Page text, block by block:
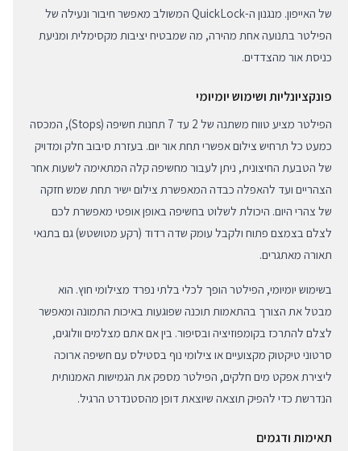
של האייפון. מנגנון ה-QuickLock המשולב מאפשר חיבור ונעילה של
הפילטר בתנועה אחת מהירה, מה שמבטיח יציבות מקסימלית ומניעת
כניסת אור מהצדדים.
פונקציונליות ושימוש יומיומי
הפילטר מציע טווח משתנה של 2 עד 7 תחנות חשיפה (Stops), המכסה
כמעט כל תרחיש צילום אפשרי תחת אור יום. בעזרת סיבוב חלק ומדויק
של הטבעת החיצונית, ניתן לעבור מחשיפה קלה המתאימה לשעות אחר
הצהריים ועד להאפלה כבדה המאפשרת צילום ישיר תחת שמש חזקה
של צהרי היום. היכולת לשלוט בחשיפה באופן אופטי מאפשרת לכם
לצלם בצמצם פתוח ולקבל עומק שדה רדוד (רקע מטושטש) גם בתנאי
תאורה מאתגרים.
בשימוש יומיומי, הפילטר הופך לכלי בלתי נפרד מצילומי חוץ. הוא
מבטל את הצורך בהתאמות תוכנה שפוגעות באיכות התמונה ומאפשר
לצלם להתרכז בקומפוזיציה ובסיפור. בין אם אתם מצלמים וולוגים,
סרטוני טיקטוק מקצועיים או צילומי נוף בסטילס עם חשיפה ארוכה
ליצירת אפקט מים חלקים, הפילטר מספק את הגמישות האמנותית
הנדרשת כדי להפיק תוצאה שיוצאת דופן מהסטנדרט הרגיל.
תאימות ודגמים